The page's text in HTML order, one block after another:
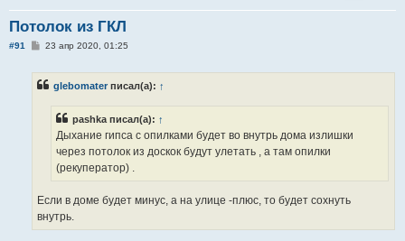
Потолок из ГКЛ
#91
С
щ
23 апр 2020, 01:25
glebomater писал(а): ↑
pashka писал(а): ↑
Дыхание гипса с опилками будет во внутрь дома излишки
через потолок из доскок будут улетать , а там опилки
(рекуператор) .
Если в доме будет минус, а на улице -плюс, то будет сохнуть
внутрь.